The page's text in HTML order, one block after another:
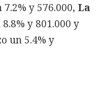
y 576.000, La
y 801.000 y
un 5.4% y